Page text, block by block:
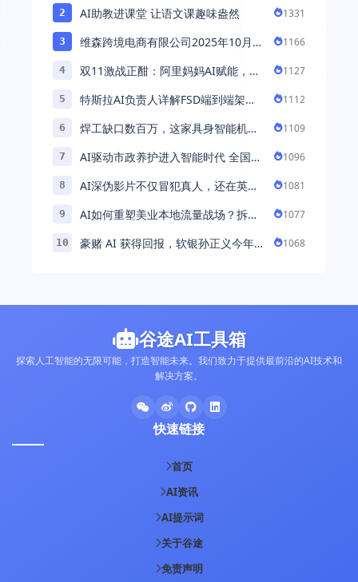
2 AI助教进课堂 让语文课趣味盎然 1331
3
维森跨境电商有限公司2025年10月落
1166
4
双11激战正酣：阿里妈妈AI赋能，助
1127
5
特斯拉AI负责人详解FSD端到端架
能 ...
1112
6
焊工缺口数百万，这家具身智能机器
1109
7
AI驱动市政养护进入智能时代 全国首
1096
8
AI深伪影片不仅冒犯真人，还在英国
1081
9
AI如何重塑美业本地流量战场？拆
1077
10
豪赌 AI 获得回报，软银孙正义今年财
1068
谷途AI工具箱
探索人工智能的无限可能，打造智能未来。我们致力于提供最前沿的AI技术和
解决方案。
快速链接
首页
AI资讯
AI提示词
关于谷途
免责声明